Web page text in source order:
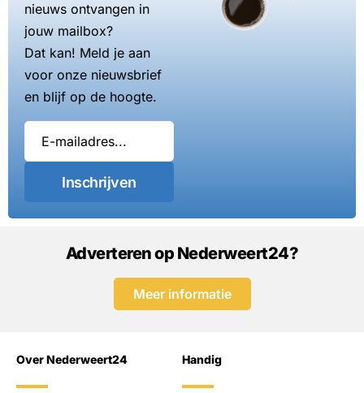
nieuws ontvangen in
jouw mailbox?
Dat kan! Meld je aan
voor onze nieuwsbrief
en blijf op de hoogte.
Inschrijven
Adverteren op Nederweert24?
Meer informatie
Over Nederweert24 Handig